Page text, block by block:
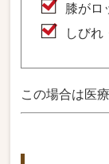
膝がロ
しびれ
この場合は医